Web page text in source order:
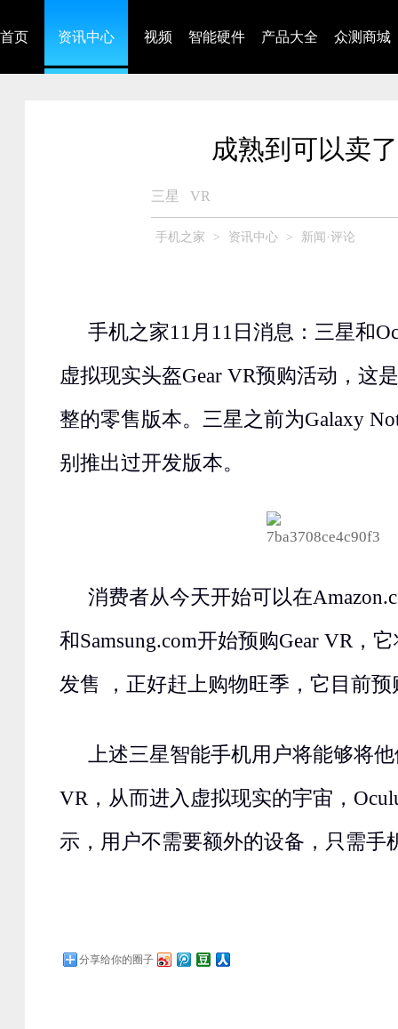
首页 资讯中心 视频 智能硬件 产品大全 众测商城
成熟到可以卖
三星 VR
手机之家 > 资讯中心 > 新闻·评论
手机之家11月11日消息：三星和
虚拟现实头盔Gear VR预购活动，这
整的零售版本。三星之前为Galaxy
别推出过开发版本。
消费者从今天开始可以在
和Samsung.com开始预购Gear VR，
发售 ，正好赶上购物旺季，它目前
上述三星智能手机用户将能够将
VR，从而进入虚拟现实的宇宙，
示，用户不需要额外的设备，只需手
分享给你的圈子